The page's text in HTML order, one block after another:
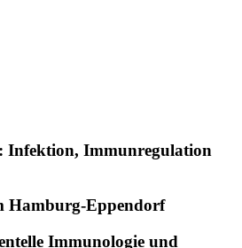
Infektion, Immunregulation
Hamburg-Eppendorf
Immunologie und